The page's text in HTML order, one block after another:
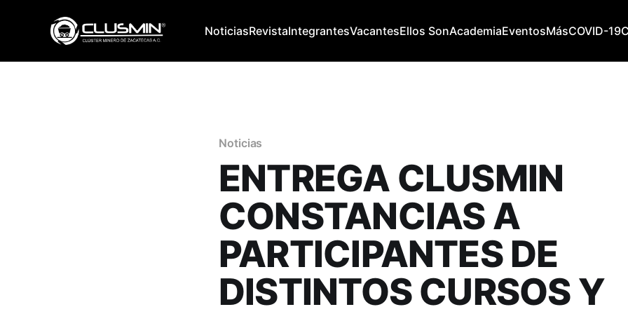
NoticiasRevistaIntegrantesVacantesEllos SonAcademiaEventosMásCOVID-19
Noticias
ENTREGA CLUSMIN
CONSTANCIAS A
PARTICIPANTES DE
DISTINTOS CURSOS Y